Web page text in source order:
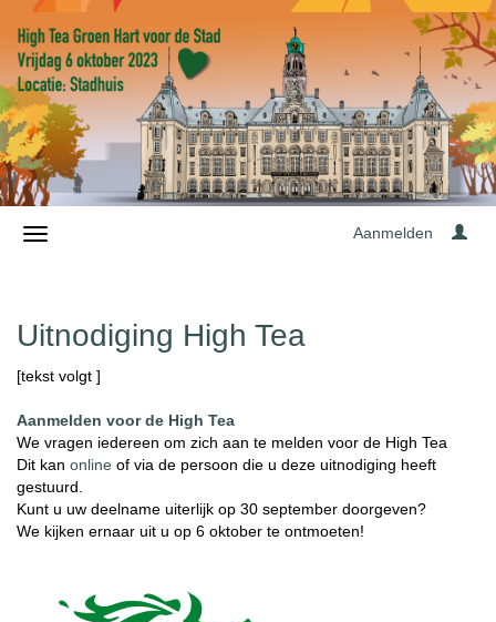
Aanmelden
Uitnodiging High Tea
[tekst volgt ]
Aanmelden voor de High Tea
We vragen iedereen om zich aan te melden voor de High Tea
Dit kan online of via de persoon die u deze uitnodiging heeft
gestuurd.
Kunt u uw deelname uiterlijk op 30 september doorgeven?
We kijken ernaar uit u op 6 oktober te ontmoeten!